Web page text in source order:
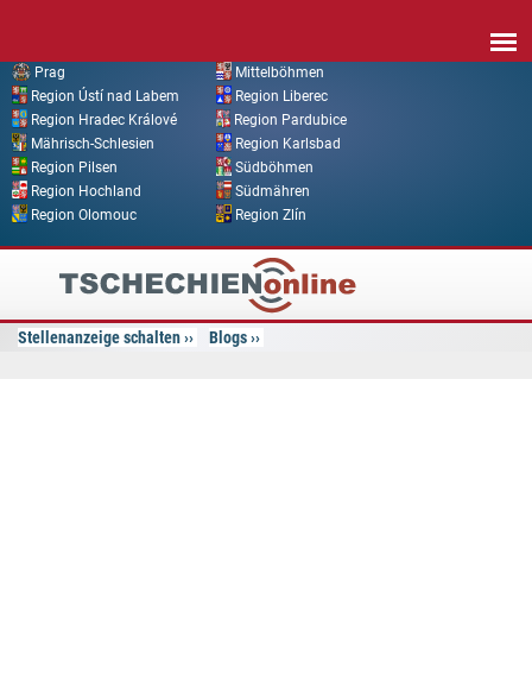
Prag
Mittelböhmen
Region Ústí nad Labem
Region Liberec
Region Hradec Králové
Region Pardubice
Mährisch-Schlesien
Region Karlsbad
Region Pilsen
Südböhmen
Region Hochland
Südmähren
Region Olomouc
Region Zlín
Tschechien
Online
Stellenanzeige schalten Blogs